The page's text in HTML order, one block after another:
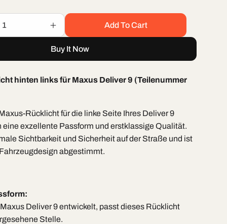
Increase
quantity
for
Rücklicht
Maxus
Add To Cart
Buy It Now
hinten links für Maxus Deliver 9 (Teilenummer
Rücklicht für die linke Seite Ihres Deliver 9
eine exzellente Passform und erstklassige Qualität.
Sichtbarkeit und Sicherheit auf der Straße und ist
abgestimmt.
Deliver 9 entwickelt, passt dieses Rücklicht
Stelle.